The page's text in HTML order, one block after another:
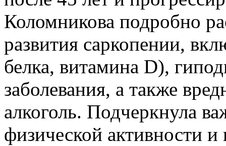
Коломникова подробно
развития саркопении,
белка, витамина D),
заболевания, а также
алкоголь. Подчеркнула
физической активности